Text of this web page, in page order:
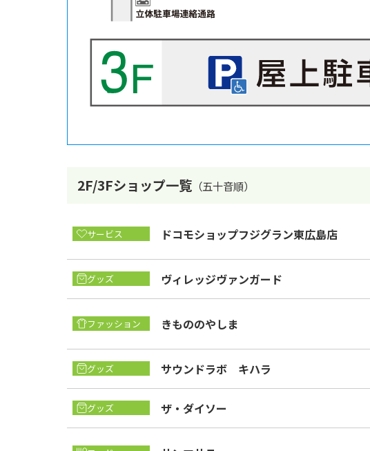
2F/3Fショップ一覧 （五十音順）
サービス ドコモショップフジグラン東広島店
グッズ ヴィレッジヴァンガード
ファッション きもののやしま
グッズ サウンドラボ キハラ
グッズ ザ・ダイソー